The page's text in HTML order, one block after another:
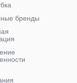
бренды